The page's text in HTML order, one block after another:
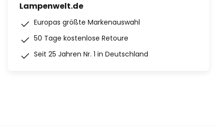
Lampenwelt.de
Europas größte Markenauswahl
50 Tage kostenlose Retoure
Seit 25 Jahren Nr. 1 in Deutschland